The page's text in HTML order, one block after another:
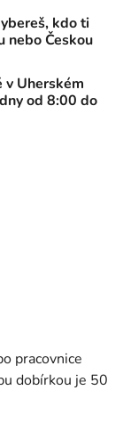
kdo ti
nebo Českou
v Uherském
od 8:00 do
pracovnice
dobírkou je 50